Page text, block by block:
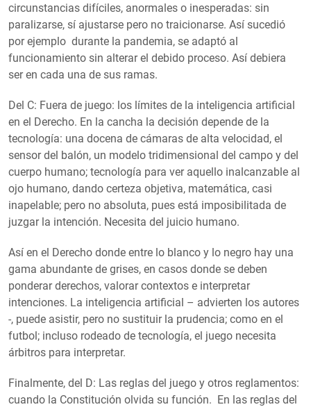
circunstancias difíciles, anormales o inesperadas: sin
paralizarse, sí ajustarse pero no traicionarse. Así sucedió
por ejemplo durante la pandemia, se adaptó al
funcionamiento sin alterar el debido proceso. Así debiera
ser en cada una de sus ramas.
Del C: Fuera de juego: los límites de la inteligencia artificial
en el Derecho. En la cancha la decisión depende de la
tecnología: una docena de cámaras de alta velocidad, el
sensor del balón, un modelo tridimensional del campo y del
cuerpo humano; tecnología para ver aquello inalcanzable al
ojo humano, dando certeza objetiva, matemática, casi
inapelable; pero no absoluta, pues está imposibilitada de
juzgar la intención. Necesita del juicio humano.
Así en el Derecho donde entre lo blanco y lo negro hay una
gama abundante de grises, en casos donde se deben
ponderar derechos, valorar contextos e interpretar
intenciones. La inteligencia artificial – advierten los autores
-, puede asistir, pero no sustituir la prudencia; como en el
futbol; incluso rodeado de tecnología, el juego necesita
árbitros para interpretar.
Finalmente, del D: Las reglas del juego y otros reglamentos:
cuando la Constitución olvida su función. En las reglas del